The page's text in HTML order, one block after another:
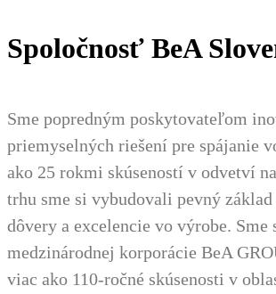
Spoločnosť BeA
Sme popredným poskytovateľom
priemyselných riešení pre spájanie
ako 25 rokmi skúseností v odvetví
trhu sme si vybudovali pevný
dôvery a excelencie vo výrobe. Sme
medzinárodnej korporácie BeA
viac ako 110-ročné skúsenosti v